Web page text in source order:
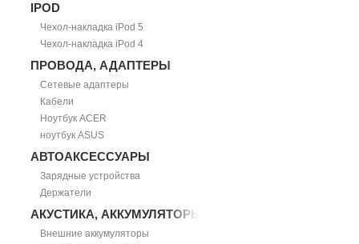
IPOD
Чехол-накладка iPod 5
Чехол-накладка iPod 4
ПРОВОДА, АДАПТЕРЫ
Сетевые адаптеры
Кабели
Ноутбук ACER
ноутбук ASUS
АВТОАКСЕССУАРЫ
Зарядные устройства
Держатели
АКУСТИКА, АККУМУЛЯТОРЫ
Внешние аккумуляторы